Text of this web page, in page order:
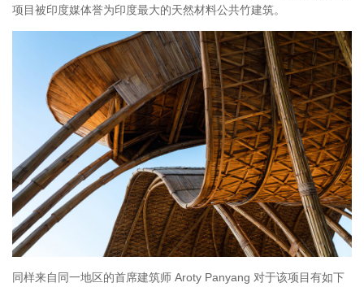
项目被印度媒体誉为印度最大的天然材料公共竹建筑。
同样来自同一地区的首席建筑师 Aroty Panyang 对于该项目有如下